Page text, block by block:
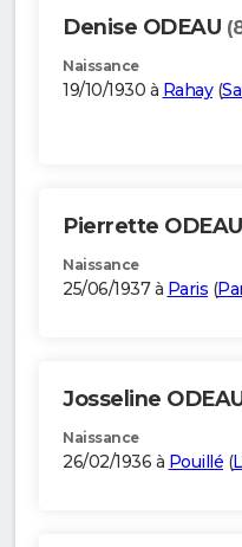
Denise ODEAU
Naissance
19/10/1930 à Rahay(
Pierrette ODEAU
Naissance
25/06/1937 à Paris (
Josseline
Naissance
26/02/1936 à Pouillé (